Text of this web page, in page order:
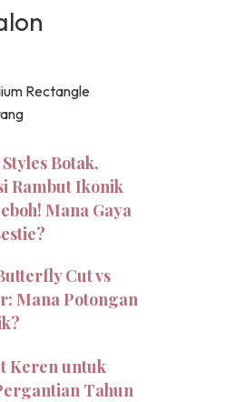
Rectangle
Botak,
Rambut Ikonik
Mana Gaya
Cut vs
Mana Potongan
Keren untuk
Tahun